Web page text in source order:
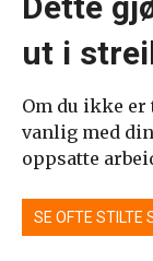
ut i
Om du ikke
vanlig med
oppsatte
SE OFTE STILTE